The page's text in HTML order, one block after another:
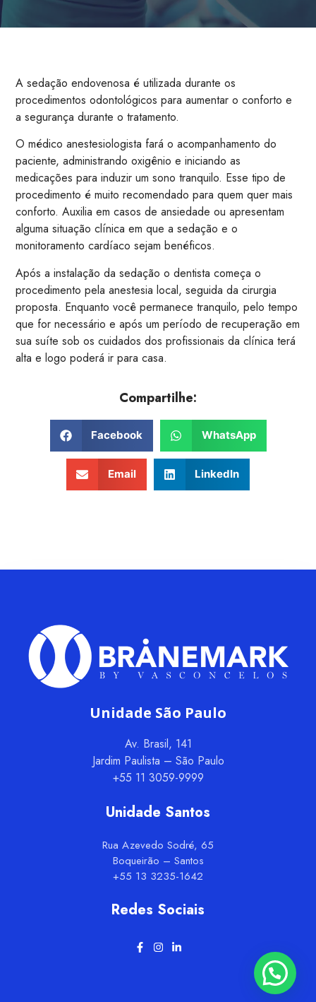
A sedação endovenosa é utilizada durante os
procedimentos odontológicos para aumentar o conforto e
a segurança durante o tratamento.
O médico anestesiologista fará o acompanhamento do
paciente, administrando oxigênio e iniciando as
medicações para induzir um sono tranquilo. Esse tipo de
procedimento é muito recomendado para quem quer mais
conforto. Auxilia em casos de ansiedade ou apresentam
alguma situação clínica em que a sedação e o
monitoramento cardíaco sejam benéficos.
Após a instalação da sedação o dentista começa o
procedimento pela anestesia local, seguida da cirurgia
proposta. Enquanto você permanece tranquilo, pelo tempo
que for necessário e após um período de recuperação em
sua suíte sob os cuidados dos profissionais da clínica terá
alta e logo poderá ir para casa.
Compartilhe:
Facebook WhatsApp
Email LinkedIn
Unidade São Paulo
Av. Brasil, 141
Jardim Paulista – São Paulo
+55 11 3059-9999
Unidade Santos
Rua Azevedo Sodré, 65
Boqueirão – Santos
+55 13 3235-1642
Redes Sociais